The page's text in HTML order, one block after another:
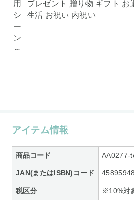
用
シ
ー
ン
～
プレゼント 贈り物 ギフト お
生活 お祝い 内祝い
アイテム情報
商品コード AA0277-
JAN(またはISBN)コード
税区分 ※10%対